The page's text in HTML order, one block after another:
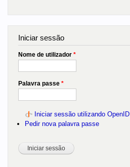
Iniciar sessão
Nome de utilizador *
Palavra passe *
Iniciar sessão utilizando OpenID
Pedir nova palavra passe